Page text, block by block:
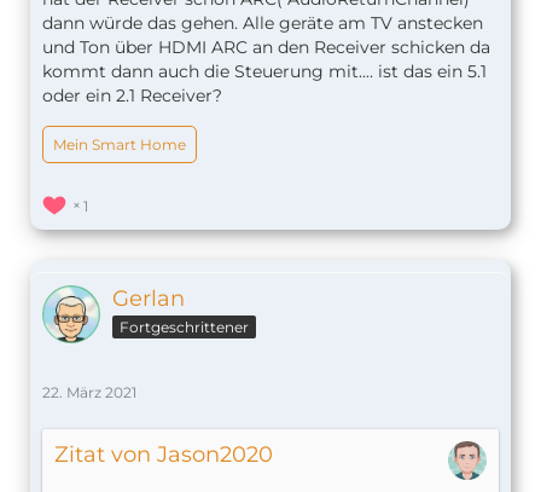
dann würde das gehen. Alle geräte am TV anstecken
und Ton über HDMI ARC an den Receiver schicken da
kommt dann auch die Steuerung mit.... ist das ein 5.1
oder ein 2.1 Receiver?
Mein Smart Home
1
Gerlan
Fortgeschrittener
22. März 2021
Zitat von Jason2020